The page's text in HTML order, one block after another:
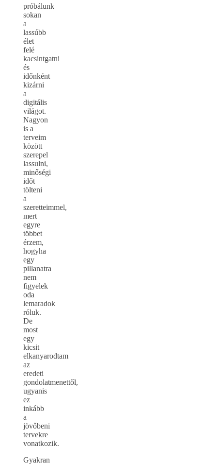
próbálunk
sokan
a
lassúbb
élet
felé
kacsintgatni
és
időnként
kizárni
a
digitális
világot.
Nagyon
is a
terveim
között
szerepel
lassulni,
minőségi
időt
tölteni
a
szeretteimmel,
mert
egyre
többet
érzem,
hogyha
egy
pillanatra
nem
figyelek
oda
lemaradok
róluk.
De
most
egy
kicsit
elkanyarodtam
az
eredeti
gondolatmenettől,
ugyanis
ez
inkább
a
jövőbeni
tervekre
vonatkozik.
Gyakran